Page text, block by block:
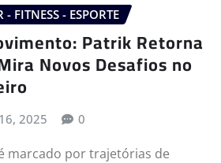
- FITNESS - ESPORTE
Patrik Retorna
Novos Desafios no
2025 0
marcado por trajetórias de